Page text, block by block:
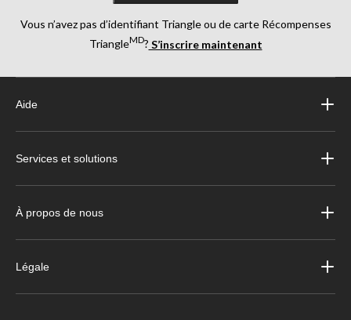
Vous n’avez pas d’identifiant Triangle ou de carte Récompenses
TriangleMD? S’inscrire maintenant
Aide
Services et solutions
À propos de nous
Légale